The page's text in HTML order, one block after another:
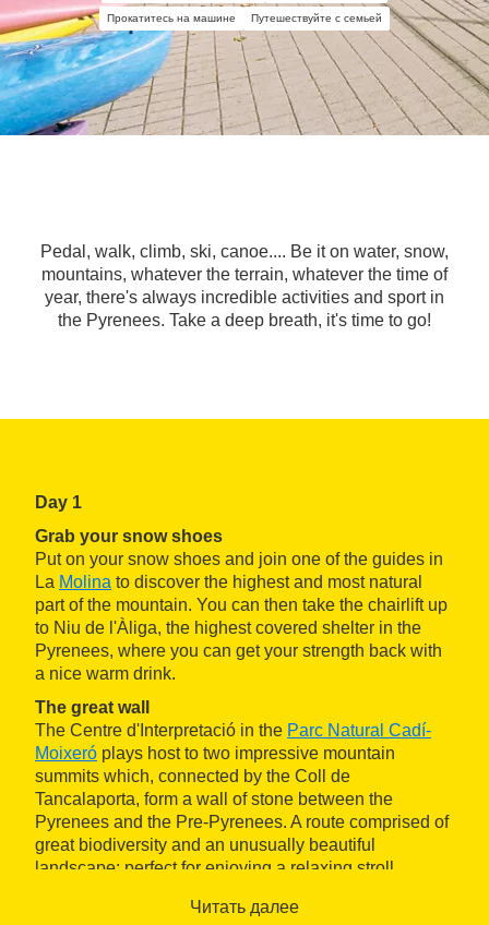
Прокатитесь на машине Путешествуйте с семьей
Pedal, walk, climb, ski, canoe.... Be it on water, snow,
mountains, whatever the terrain, whatever the time of
year, there's always incredible activities and sport in
the Pyrenees. Take a deep breath, it's time to go!
Day 1
Grab your snow shoes
Put on your snow shoes and join one of the guides in
La Molina to discover the highest and most natural
part of the mountain. You can then take the chairlift up
to Niu de l'Àliga, the highest covered shelter in the
Pyrenees, where you can get your strength back with
a nice warm drink.
The great wall
The Centre d'Interpretació in the Parc Natural Cadí-
Moixeró plays host to two impressive mountain
summits which, connected by the Coll de
Tancalaporta, form a wall of stone between the
Pyrenees and the Pre-Pyrenees. A route comprised of
great biodiversity and an unusually beautiful
landscape; perfect for enjoying a relaxing stroll.
Читать далее